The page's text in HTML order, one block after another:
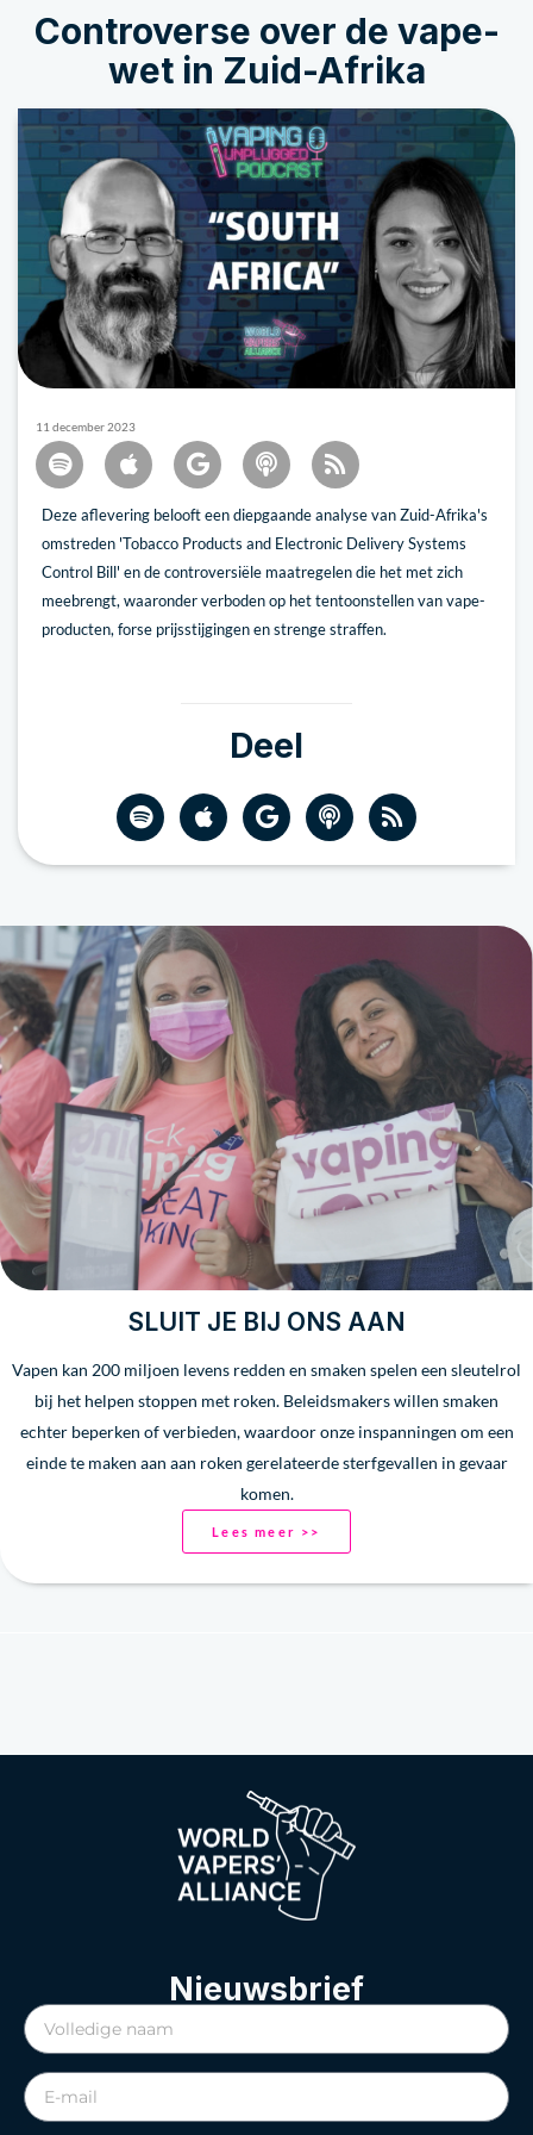
Controverse over de vape-
wet in Zuid-Afrika
11 december 2023
Deze aflevering belooft een diepgaande analyse van Zuid-Afrika's
omstreden 'Tobacco Products and Electronic Delivery Systems
Control Bill' en de controversiële maatregelen die het met zich
meebrengt, waaronder verboden op het tentoonstellen van vape-
producten, forse prijsstijgingen en strenge straffen.
Deel
SLUIT JE BIJ ONS AAN
Vapen kan 200 miljoen levens redden en smaken spelen een sleutelrol
bij het helpen stoppen met roken. Beleidsmakers willen smaken
echter beperken of verbieden, waardoor onze inspanningen om een
einde te maken aan aan roken gerelateerde sterfgevallen in gevaar
komen.
Lees meer >>
Nieuwsbrief